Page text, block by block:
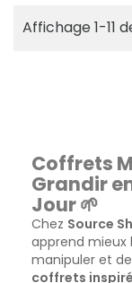
Affichage 1-11
Coffrets
Grandir
Jour 🌱
Chez Source
apprend mieux
manipuler et
coffrets